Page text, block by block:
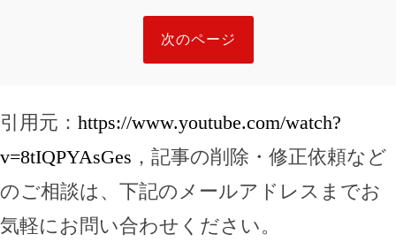
次のページ
引用元： https://www.youtube.com/watch?
v=8tIQPYAsGes ，記事の削除・修正依頼など
のご相談は、下記のメールアドレスまでお
気軽にお問い合わせください。